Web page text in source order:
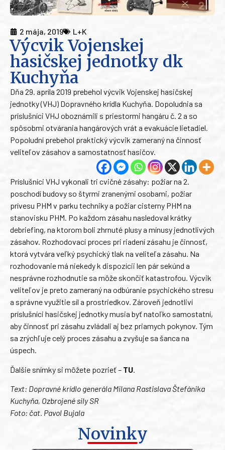
2 mája, 2019 L+K
Výcvik Vojenskej
hasičskej jednotky dk
Kuchyňa
Dňa 29. apríla 2019 prebehol výcvik Vojenskej hasičskej
jednotky (VHJ) Dopravného krídla Kuchyňa. Dopoludnia sa
príslušníci VHJ oboznámili s priestormi hangáru č. 2 a so
spôsobmi otvárania hangárových vrát a evakuácie lietadiel.
Popoludní prebehol praktický výcvik zameraný na činnosť
veliteľov zásahov a samostatnosť hasičov.
Príslušníci VHJ vykonali tri cvičné zásahy: požiar na 2.
poschodí budovy so štyrmi zranenými osobami, požiar
prívesu PHM v parku techniky a požiar cisterny PHM na
stanovisku PHM. Po každom zásahu nasledoval krátky
debriefing, na ktorom boli zhrnuté plusy a mínusy jednotlivých
zásahov. Rozhodovací proces pri riadení zásahu je činnosť,
ktorá vytvára veľký psychický tlak na veliteľa zásahu. Na
rozhodovanie má niekedy k dispozícii len pár sekúnd a
nesprávne rozhodnutie sa môže skončiť katastrofou. Výcvik
veliteľov je preto zameraný na odbúranie psychického stresu
a správne využitie síl a prostriedkov. Zároveň jednotliví
príslušníci hasičskej jednotky musia byť natoľko samostatní,
aby činnosť pri zásahu zvládali aj bez priamych pokynov. Tým
sa zrýchľuje celý proces zásahu a zvyšuje sa šanca na
úspech.
Ďalšie snímky si môžete pozrieť – TU
Text: Dopravné krídlo generála Milana Rastislava Štefánika
Kuchyňa, Ozbrojené sily SR
Foto: čat. Pavol Bujala
Novinky